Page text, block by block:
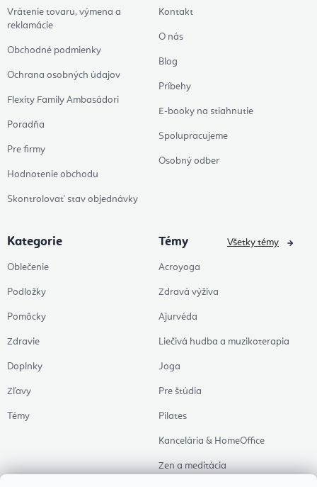
Vrátenie tovaru, výmena a
reklamácie
Obchodné podmienky
Ochrana osobných údajov
Flexity Family Ambasádori
Poradňa
Pre firmy
Hodnotenie obchodu
Skontrolovať stav objednávky
Kontakt
O nás
Blog
Príbehy
E-booky na stiahnutie
Spolupracujeme
Osobný odber
Kategorie
Oblečenie
Podložky
Pomôcky
Zdravie
Doplnky
Zľavy
Témy
Témy
Acroyoga
Zdravá výživa
Ajurvéda
Liečivá hudba a muzikoterapia
Joga
Pre štúdia
Pilates
Kancelária & HomeOffice
Zen a meditácia
Všetky témy